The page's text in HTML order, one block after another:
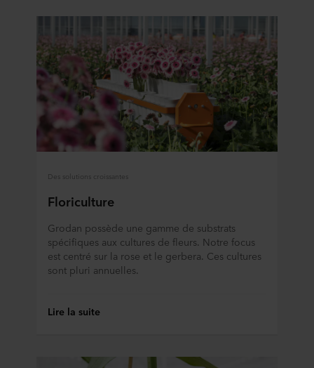
Des solutions croissantes
Floriculture
Grodan possède une gamme de substrats
spécifiques aux cultures de fleurs. Notre focus
est centré sur la rose et le gerbera. Ces cultures
sont pluri annuelles.
Lire la suite